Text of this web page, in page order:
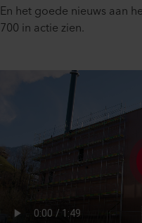
En het goede nieuws aan
700 in actie zien.